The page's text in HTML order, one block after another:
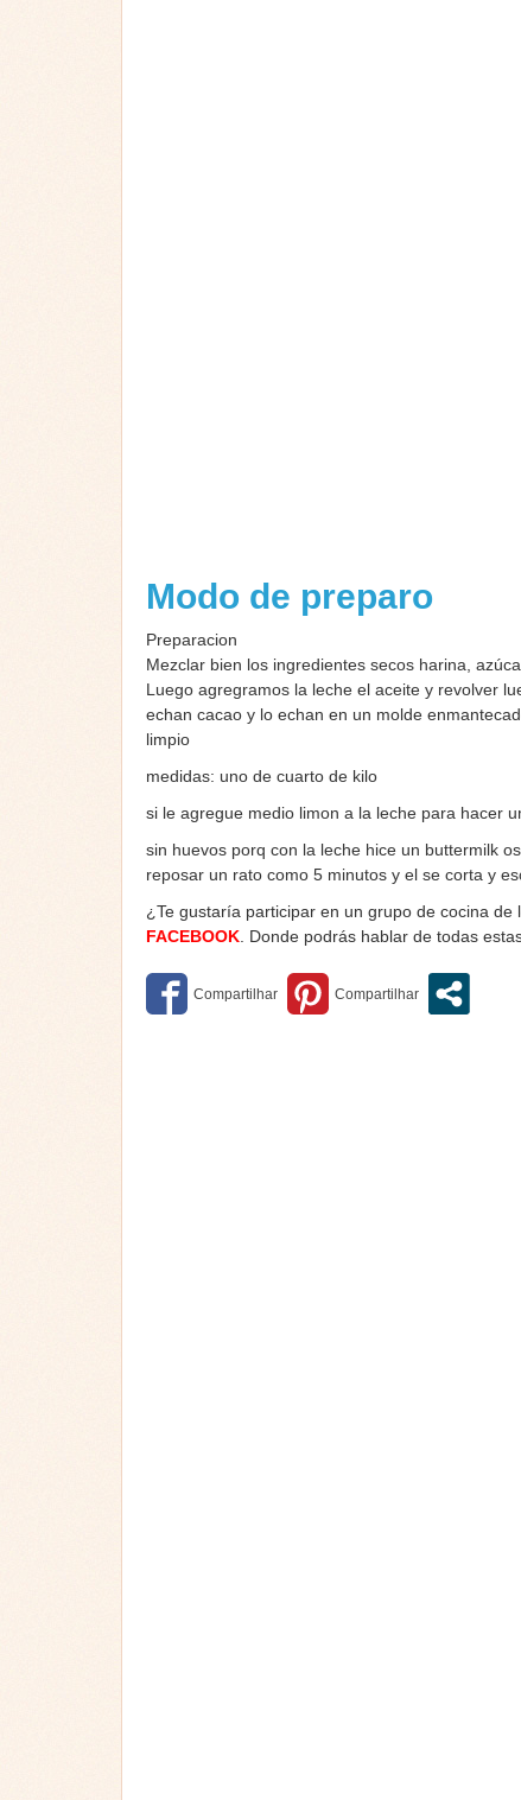
Modo de preparo
Preparacion
Mezclar bien los ingredientes secos harina,
Luego agregramos la leche el aceite y revolver
echan cacao y lo echan en un molde
limpio
medidas: uno de cuarto de kilo
si le agregue medio limon a la leche para hacer
sin huevos porq con la leche hice un buttermilk
reposar un rato como 5 minutos y el se corta y
¿Te gustaría participar en un grupo de cocina
FACEBOOK . Donde podrás hablar de todas